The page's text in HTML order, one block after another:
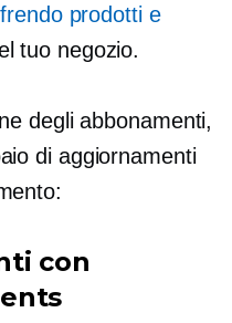
prodotti e
tuo negozio.
degli abbonamenti,
di aggiornamenti
con